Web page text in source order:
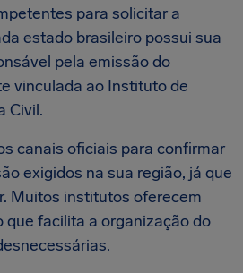
para solicitar a
estado brasileiro possui sua
pela emissão do
vinculada ao Instituto de
Civil.
canais oficiais para confirmar
exigidos na sua região, já que
Muitos institutos oferecem
que facilita a organização do